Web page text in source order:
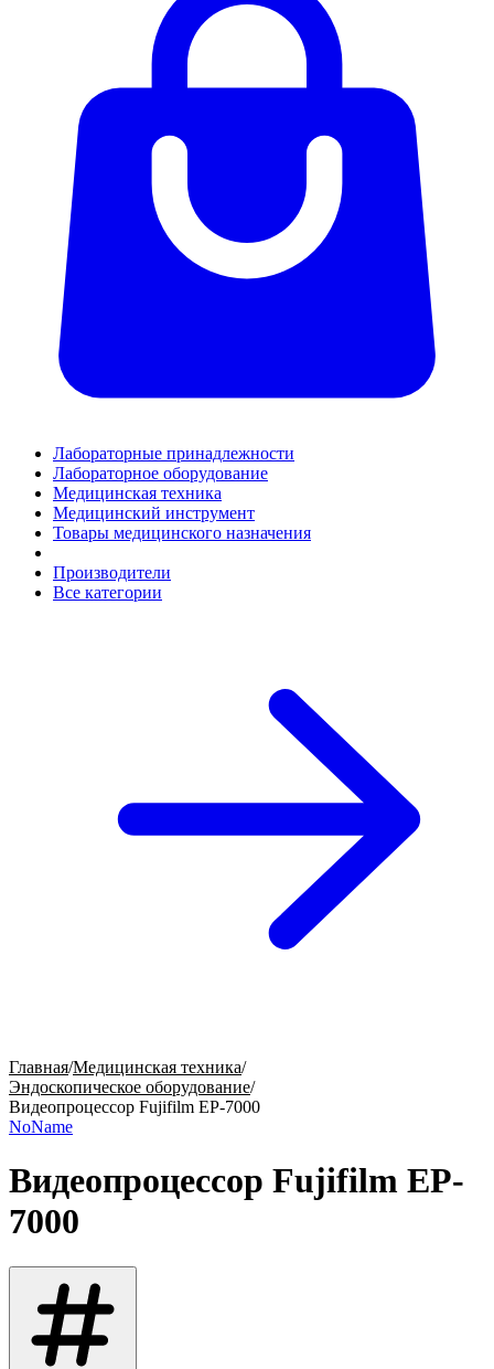
Лабораторные принадлежности
Лабораторное оборудование
Медицинская техника
Медицинский инструмент
Товары медицинского назначения
Производители
Все категории
Главная/Медицинская техника/
Эндоскопическое оборудование/
Видеопроцессор Fujifilm EP-7000
NoName
Видеопроцессор Fujifilm EP-
7000